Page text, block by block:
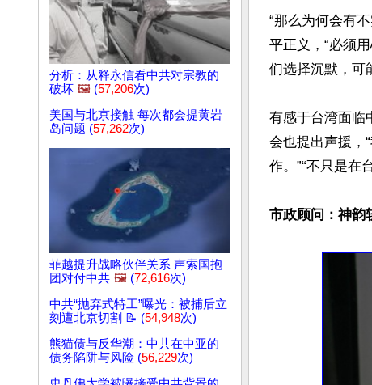
分析：从释永信看中共对宗教的
破坏 🖼️ (57,206次)
美国与北京接触 每次都会提黄岩
岛问题 (57,262次)
菲越提升战略伙伴关系 声索国抱
团对付中共 🖼️ (72,616次)
中共“抛弃式特工”曝光：被捕后立
刻遭北京切割 📝 (54,948次)
熊猫债与反华潮：中共在中亚的
债务陷阱与风险 (56,229次)
“那么为何会有
平正义，“必须
们选择沉默，可
有感于台湾面临
会也提出声援，
作。”“不只是在
市政顾问：神韵